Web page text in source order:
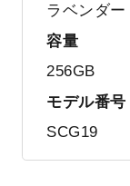
ラベンダ
容量
256GB
モデル番号
SCG19